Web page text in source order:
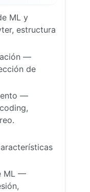
ML y
estructura
—
de
—
ML —